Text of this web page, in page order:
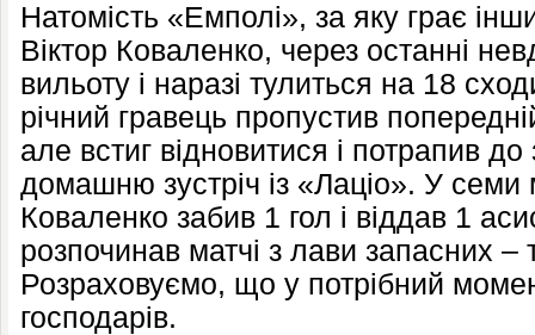
Натомість «Емполі», за яку грає
Віктор Коваленко, через останні
вильоту і наразі тулиться на 18
річний гравець пропустив
але встиг відновитися і потрапив
домашню зустріч із «Лаціо». У семи
Коваленко забив 1 гол і віддав 1
розпочинав матчі з лави запасних –
Розраховуємо, що у потрібний
господарів.